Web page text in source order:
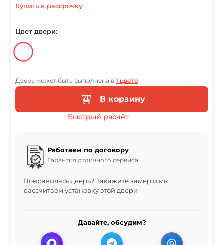
Купить в рассрочку
Цвет двери:
Дверь может быть выполнена в 1 цвете
В корзину
Быстрый расчёт
Работаем по договору
Гарантия отличного сервиса
Понравилась дверь? Закажите замер и мы
рассчитаем установку этой двери
Давайте, обсудим?